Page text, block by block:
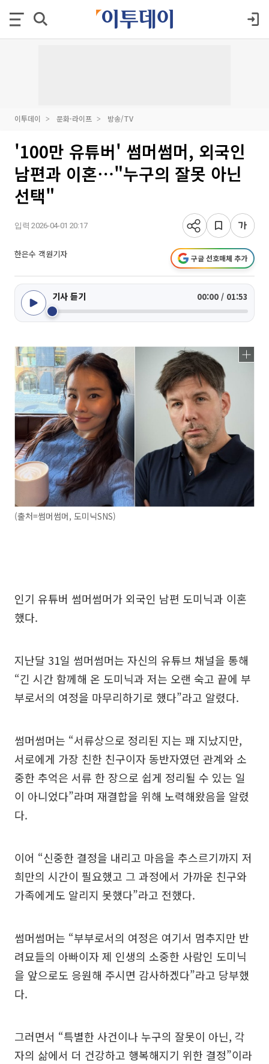
이투데이 문화·라이프 방송/TV
'100만 유튜버' 썸머썸머, 외국인
남편과 이혼⋯"누구의 잘못 아닌
선택"
입력 2026-04-01 20:17
한은수 객원기자 구글 선호매체 추가
기사 듣기 00:00 / 01:53
(출처=썸머썸머, 도미닉SNS)
인기 유튜버 썸머썸머가 외국인 남편 도미닉과 이혼
했다.
지난달 31일 썸머썸머는 자신의 유튜브 채널을 통해
“긴 시간 함께해 온 도미닉과 저는 오랜 숙고 끝에 부
부로서의 여정을 마무리하기로 했다”라고 알렸다.
썸머썸머는 “서류상으로 정리된 지는 꽤 지났지만,
서로에게 가장 친한 친구이자 동반자였던 관계와 소
중한 추억은 서류 한 장으로 쉽게 정리될 수 있는 일
이 아니었다”라며 재결합을 위해 노력해왔음을 알렸
다.
이어 “신중한 결정을 내리고 마음을 추스르기까지 저
희만의 시간이 필요했고 그 과정에서 가까운 친구와
가족에게도 알리지 못했다”라고 전했다.
썸머썸머는 “부부로서의 여정은 여기서 멈추지만 반
려묘들의 아빠이자 제 인생의 소중한 사람인 도미닉
을 앞으로도 응원해 주시면 감사하겠다”라고 당부했
다.
그러면서 “특별한 사건이나 누구의 잘못이 아닌, 각
자의 삶에서 더 건강하고 행복해지기 위한 결정”이라